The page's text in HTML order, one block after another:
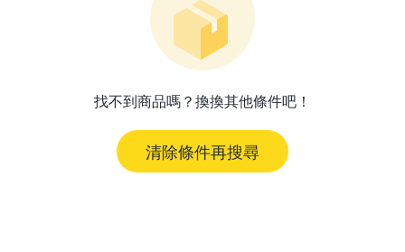
找不到商品嗎？換換其他條件吧！
清除條件再搜尋